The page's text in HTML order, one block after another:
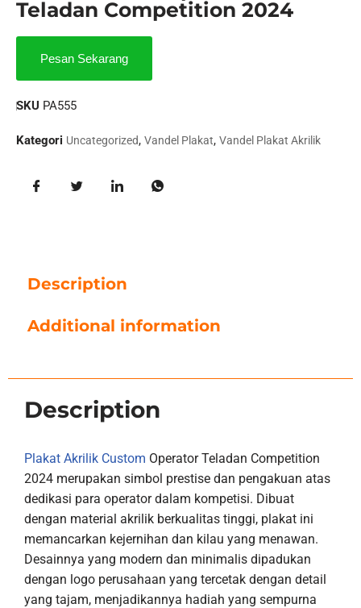
Teladan Competition 2024
Pesan Sekarang
SKU PA555
Kategori Uncategorized, Vandel Plakat, Vandel Plakat Akrilik
Description
Additional information
Description
Plakat Akrilik Custom Operator Teladan Competition
2024 merupakan simbol prestise dan pengakuan atas
dedikasi para operator dalam kompetisi. Dibuat
dengan material akrilik berkualitas tinggi, plakat ini
memancarkan kejernihan dan kilau yang menawan.
Desainnya yang modern dan minimalis dipadukan
dengan logo perusahaan yang tercetak dengan detail
yang tajam, menjadikannya hadiah yang sempurna